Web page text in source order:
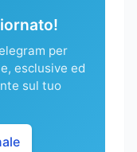
per
esclusive ed
sul tuo